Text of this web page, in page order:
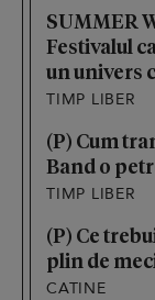
SUMMER
Festivalul
un univers
TIMP LIBER
(P) Cum
Band o
TIMP LIBER
(P) Ce
plin de
CATINE